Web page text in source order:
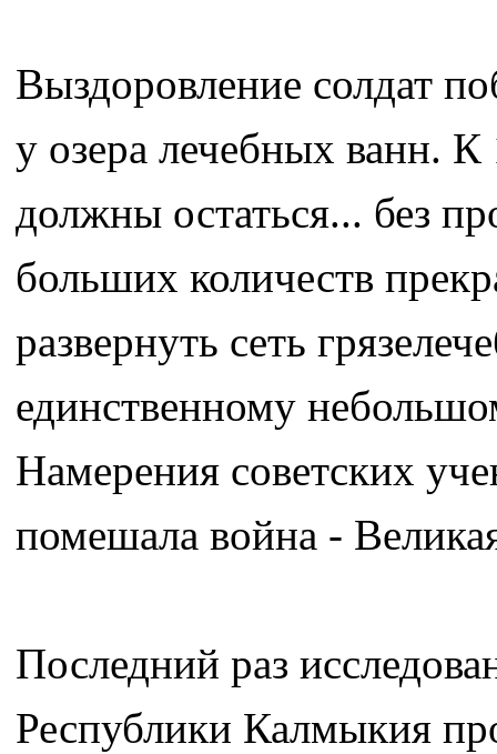
Выздоровление солдат
у озера лечебных ванн.
должны остаться... без
больших количеств
развернуть сеть
единственному
Намерения советских
помешала война -
Последний раз
Республики Калмыкия